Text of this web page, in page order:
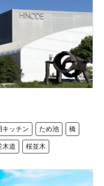
キッチン ため池 橋
木道 桜並木